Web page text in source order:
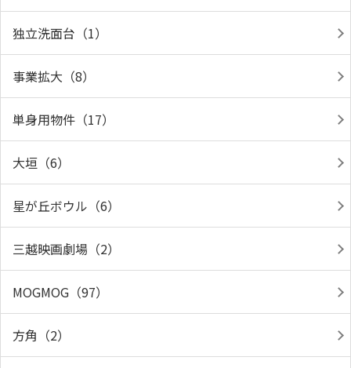
独立洗面台（1）
事業拡大（8）
単身用物件（17）
大垣（6）
星が丘ボウル（6）
三越映画劇場（2）
MOGMOG（97）
方角（2）